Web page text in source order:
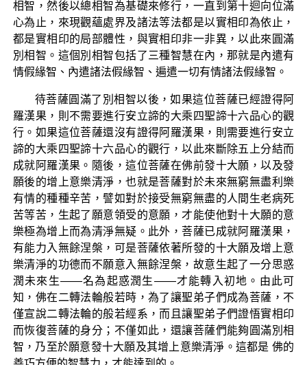
相智，然後以總相智為基礎來修行，一直到第十迴向位滿
心為止，來現觀蘊處界及諸法等法都是以實相印為依止，
都是實相印的局部體性，與實相印非一非異，以此來圓滿
別相智。這個別相智包括了三種智慧在內，那就是內遣有
情假緣智、內遣諸法假緣智、遍遣一切有情諸法假緣智。
待菩薩圓滿了別相智以後，如果這位菩薩已經證得阿
羅漢果，則不需要進行安立諦的大乘四聖諦十六品心的觀
行。如果這位菩薩還沒有證得阿羅漢果，則需要進行安立
諦的大乘四聖諦十六品心的觀行，以此來斷除五上分結而
成就阿羅漢果。隨後，這位菩薩在佛前發十大願，以及發
願後的增上意樂清淨，也就是菩薩對於未來無窮無盡利樂
有情的種種辛苦，譬如對於接受無窮無盡的人間生老病死
苦等苦，生起了願意領受的意願，才能使他對十大願的意
樂極為增上而為清淨無疑。此外，菩薩已成就阿羅漢果，
有能力入無餘涅槃，可是菩薩依著所發的十大願及增上意
樂清淨的功德而不願意入無餘涅槃，故意生起了一分思惑
潤未來生——名為起惑潤生——才能轉入初地。由此可
知，佛在二轉法輪般若時，為了讓聖弟子們成為菩薩，不
僅宣說二轉法輪的般若經系，而且讓聖弟子們證悟實相印
而恢復菩薩的身分；不僅如此，還讓菩薩們能夠圓滿別相
智，乃至於願意發十大願及其增上意樂清淨。這都是 佛的